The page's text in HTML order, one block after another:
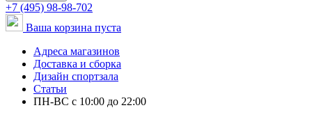
+7 (495) 98-98-702
Ваша корзина пуста
Адреса магазинов
Доставка и сборка
Дизайн спортзала
Статьи
ПН-ВС с 10:00 до 22:00